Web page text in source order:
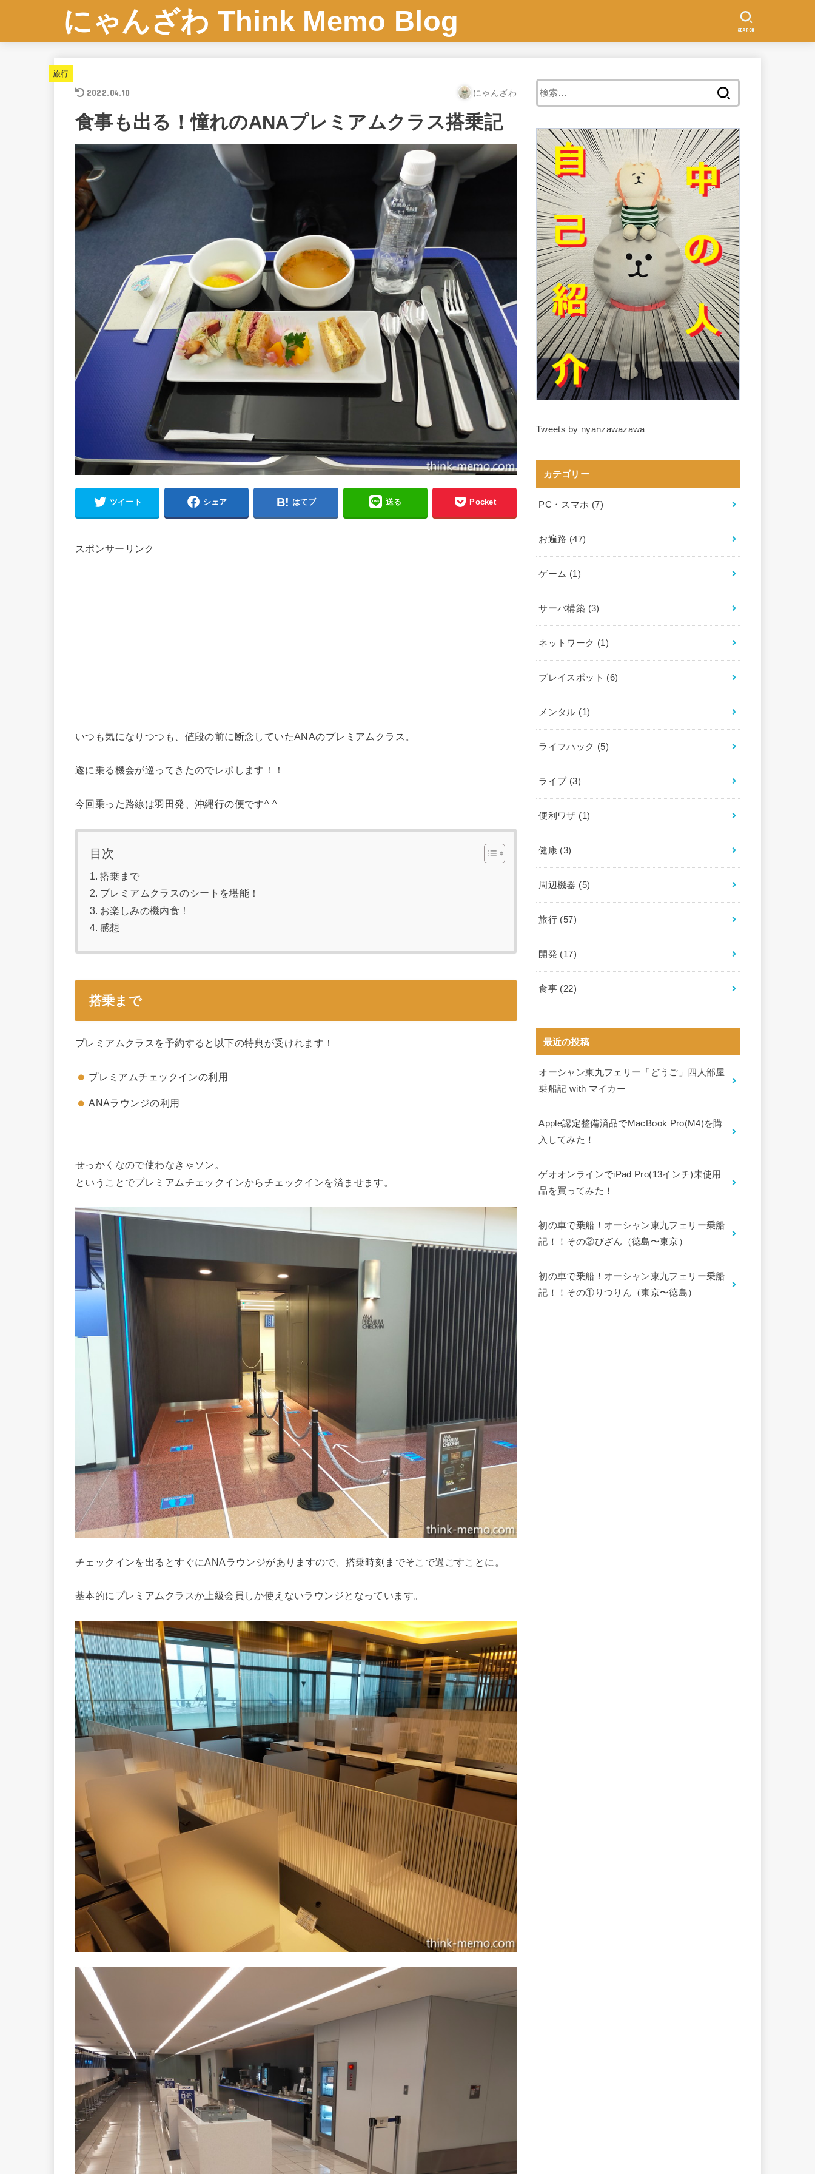
にゃんざわ Think Memo Blog SEARCH
旅行
2022.04.10 にゃんざわ
食事も出る！憧れのANAプレミアムクラス搭乗記
ツイート シェア はてブ 送る Pocket
スポンサーリンク
いつも気になりつつも、値段の前に断念していたANAのプレミアムクラス。
遂に乗る機会が巡ってきたのでレポします！！
今回乗った路線は羽田発、沖縄行の便です^ ^
目次
搭乗まで
プレミアムクラスのシートを堪能！
お楽しみの機内食！
感想
搭乗まで
プレミアムクラスを予約すると以下の特典が受けれます！
プレミアムチェックインの利用
ANAラウンジの利用
せっかくなので使わなきゃソン。
ということでプレミアムチェックインからチェックインを済ませます。
チェックインを出るとすぐにANAラウンジがありますので、搭乗時刻までそこで過ごすことに。
基本的にプレミアムクラスか上級会員しか使えないラウンジとなっています。
Tweets by nyanzawazawa
カテゴリー
PC・スマホ (7)
お遍路 (47)
ゲーム (1)
サーバ構築 (3)
ネットワーク (1)
プレイスポット (6)
メンタル (1)
ライフハック (5)
ライブ (3)
便利ワザ (1)
健康 (3)
周辺機器 (5)
旅行 (57)
開発 (17)
食事 (22)
最近の投稿
オーシャン東九フェリー「どうご」四人部屋
乗船記 with マイカー
Apple認定整備済品でMacBook Pro(M4)を購
入してみた！
ゲオオンラインでiPad Pro(13インチ)未使用
品を買ってみた！
初の車で乗船！オーシャン東九フェリー乗船
記！！その②びざん（徳島〜東京）
初の車で乗船！オーシャン東九フェリー乗船
記！！その①りつりん（東京〜徳島）